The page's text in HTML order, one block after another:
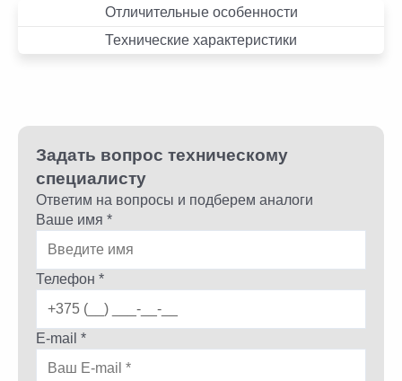
Отличительные особенности
Технические характеристики
Задать вопрос техническому
специалисту
Ответим на вопросы и подберем аналоги
Ваше имя *
Телефон *
E-mail *